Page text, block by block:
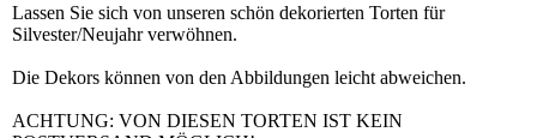
Lassen Sie sich von unseren schön dekorierten Torten für
Silvester/Neujahr verwöhnen.
Die Dekors können von den Abbildungen leicht abweichen.
ACHTUNG: VON DIESEN TORTEN IST KEIN